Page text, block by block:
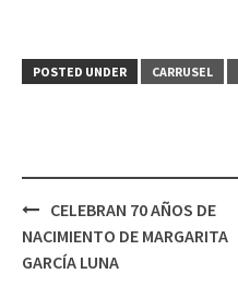
POSTED UNDER CARRUSEL
Post
navigation
CELEBRAN 70 AÑOS DE
NACIMIENTO DE MARGARITA
GARCÍA LUNA